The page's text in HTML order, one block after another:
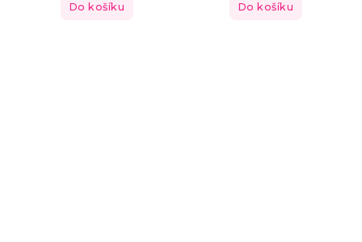
Do košíku Do košíku